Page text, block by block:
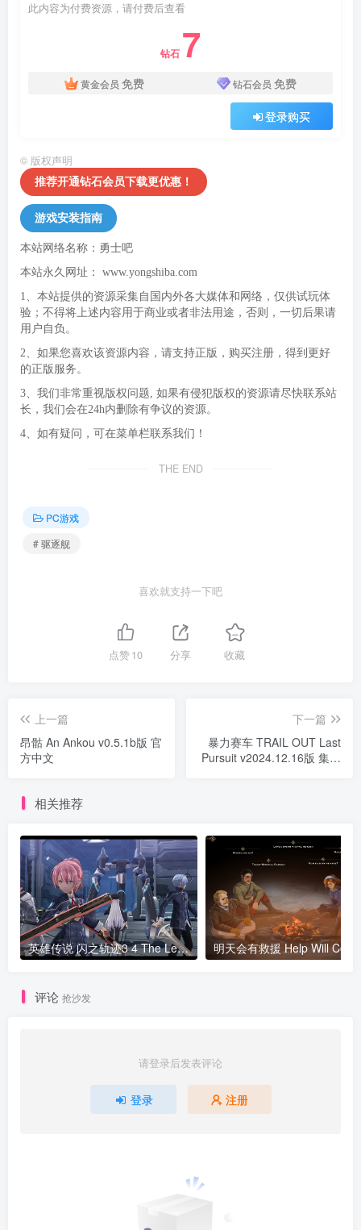
此内容为付费资源，请付费后查看
钻石 7
黄金会员 免费 钻石会员 免费
登录购买
© 版权声明
推荐开通钻石会员下载更优惠！
游戏安装指南
本站网络名称：勇士吧
本站永久网址： www.yongshiba.com
1、本站提供的资源采集自国内外各大媒体和网络，仅供试玩体
验；不得将上述内容用于商业或者非法用途，否则，一切后果请
用户自负。
2、如果您喜欢该资源内容，请支持正版，购买注册，得到更好
的正版服务。
3、我们非常重视版权问题, 如果有侵犯版权的资源请尽快联系站
长，我们会在24h内删除有争议的资源。
4、如有疑问，可在菜单栏联系我们！
THE END
PC游戏
# 驱逐舰
喜欢就支持一下吧
点赞10 分享 收藏
上一篇
昂骷 An Ankou v0.5.1b版 官
方中文
下一篇
暴力赛车 TRAIL OUT Last
Pursuit v2024.12.16版 集成
相关推荐
英雄传说 闪之轨迹3 4 The Legend of Heroes Trails of Cold Steel III IV
评论 抢沙发
请登录后发表评论
登录 注册